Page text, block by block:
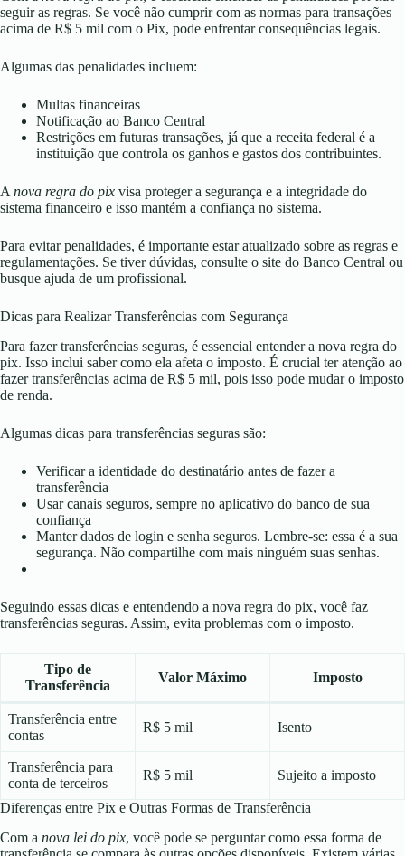
seguir as regras. Se você não cumprir com as normas para transações
acima de R$ 5 mil com o Pix, pode enfrentar consequências legais.
Algumas das penalidades incluem:
Multas financeiras
Notificação ao Banco Central
Restrições em futuras transações, já que a receita federal é a
instituição que controla os ganhos e gastos dos contribuintes.
A nova regra do pix visa proteger a segurança e a integridade do
sistema financeiro e isso mantém a confiança no sistema.
Para evitar penalidades, é importante estar atualizado sobre as regras e
regulamentações. Se tiver dúvidas, consulte o site do Banco Central ou
busque ajuda de um profissional.
Dicas para Realizar Transferências com Segurança
Para fazer transferências seguras, é essencial entender a nova regra do
pix. Isso inclui saber como ela afeta o imposto. É crucial ter atenção ao
fazer transferências acima de R$ 5 mil, pois isso pode mudar o imposto
de renda.
Algumas dicas para transferências seguras são:
Verificar a identidade do destinatário antes de fazer a
transferência
Usar canais seguros, sempre no aplicativo do banco de sua
confiança
Manter dados de login e senha seguros. Lembre-se: essa é a sua
segurança. Não compartilhe com mais ninguém suas senhas.
Seguindo essas dicas e entendendo a nova regra do pix, você faz
transferências seguras. Assim, evita problemas com o imposto.
Tipo de
Transferência
Valor Máximo Imposto
Transferência entre
contas
R$ 5 mil Isento
Transferência para
conta de terceiros
R$ 5 mil Sujeito a imposto
Diferenças entre Pix e Outras Formas de Transferência
Com a nova lei do pix, você pode se perguntar como essa forma de